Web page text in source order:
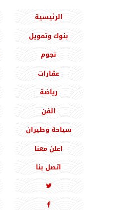
الرئيسية
بنوك وتمويل
نجوم
عقارات
رياضة
الفن
سياحة وطيران
اعلن معنا
اتصل بنا

